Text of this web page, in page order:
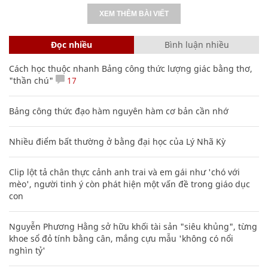
XEM THÊM BÀI VIẾT
Đọc nhiều Bình luận nhiều
Cách học thuộc nhanh Bảng công thức lượng giác bằng thơ,
"thần chú"
17
Bảng công thức đạo hàm nguyên hàm cơ bản cần nhớ
Nhiều điểm bất thường ở bằng đại học của Lý Nhã Kỳ
Clip lột tả chân thực cảnh anh trai và em gái như 'chó với
mèo', người tinh ý còn phát hiện một vấn đề trong giáo dục
con
Nguyễn Phương Hằng sở hữu khối tài sản "siêu khủng", từng
khoe sổ đỏ tính bằng cân, mắng cựu mẫu 'không có nổi
nghìn tỷ'